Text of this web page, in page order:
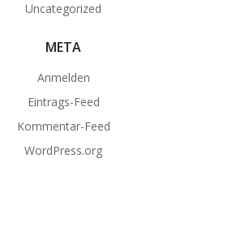
Uncategorized
META
Anmelden
Eintrags-Feed
Kommentar-Feed
WordPress.org